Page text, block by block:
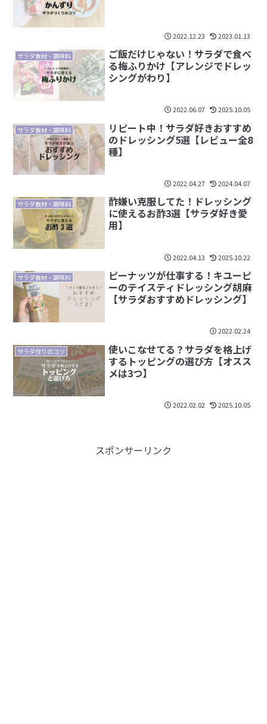
2022.12.23 2023.01.13
サラダ食材・調味料
ご飯だけじゃない！サラダで食べ
る梅ふりかけ【アレンジでドレッ
シングがわり】
2022.06.07 2025.10.05
サラダ食材・調味料
リピート中！サラダ好きおすすめ
のドレッシング5選【レビュー全8
種】
2022.04.27 2024.04.07
サラダ食材・調味料
酢嫌い克服してた！ドレッシング
に使えるお酢3選【サラダ好き愛
用】
2022.04.13 2025.10.22
サラダ食材・調味料
ピーナッツが仕事する！キユーピ
ーのテイスティドレッシング胡麻
【サラダおすすめドレッシング】
2022.02.24
サラダ作りのコツ
使いこなせてる？サラダを格上げ
するトッピングの選び方【オスス
メは3つ】
2022.02.02 2025.10.05
スポンサーリンク